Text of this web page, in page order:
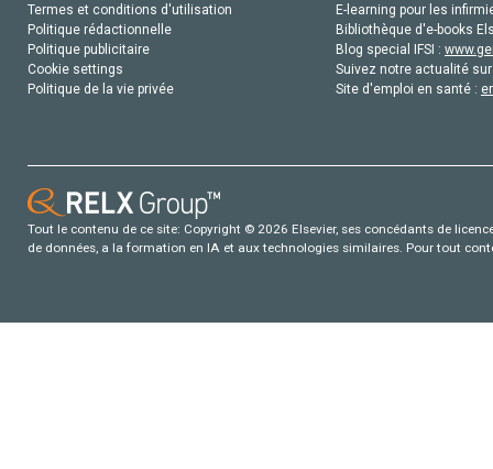
Termes et conditions d'utilisation
Politique rédactionnelle
Politique publicitaire
Cookie settings
Politique de la vie privée
E-learning pour les
Bibliothèque d'e-books
Blog special IFSI :
Suivez notre actualité
Site d'emploi en santé :
Tout le contenu de ce site: Copyright © 2026 Elsevier, ses concédants de
de données, a la formation en IA et aux technologies similaires. Pour tout